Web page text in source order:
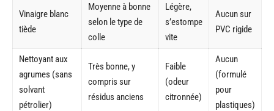
Vinaigre blanc
tiède
Moyenne à bonne
selon le type de
colle
Légère,
s’estompe
vite
Aucun sur
PVC rigide
Nettoyant aux
agrumes (sans
solvant
pétrolier)
Très bonne, y
compris sur
résidus anciens
Faible
(odeur
citronnée)
Aucun
(formulé
pour
plastiques)